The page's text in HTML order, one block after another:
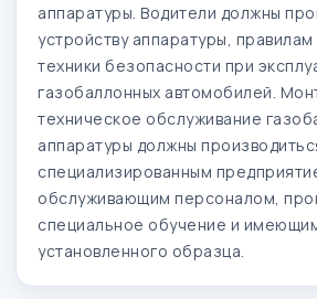
аппаратуры. Водители должны
устройству аппаратуры, правилам
техники безопасности при
газобаллонных автомобилей.
техническое обслуживание
аппаратуры должны
специализированным
обслуживающим персоналом,
специальное обучение и
установленного образца.